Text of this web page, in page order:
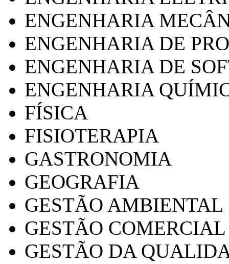
ENGENHARIA
ENGENHARIA DE
ENGENHARIA DE
ENGENHARIA
FÍSICA
FISIOTERAPIA
GASTRONOMIA
GEOGRAFIA
GESTÃO AMBIENTAL
GESTÃO COMERCIAL
GESTÃO DA